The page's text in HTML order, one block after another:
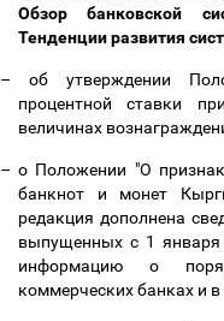
Обзор банковской
Тенденции развития
–
об утверждении
процентной ставки
величинах
– о Положении "О
банкнот и монет
редакция дополнена
выпущенных с 1 января
информацию о
коммерческих банках и